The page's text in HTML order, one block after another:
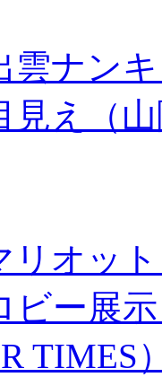
雲ナン
見え（
リオッ
ビー展
TIMES